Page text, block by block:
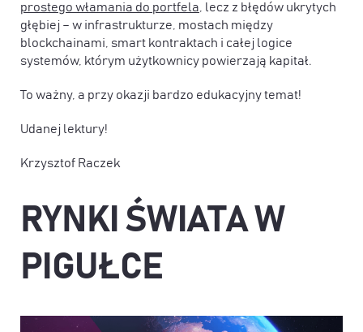
prostego włamania do portfela, lecz z błędów ukrytych
głębiej – w infrastrukturze, mostach między
blockchainami, smart kontraktach i całej logice
systemów, którym użytkownicy powierzają kapitał.
To ważny, a przy okazji bardzo edukacyjny temat!
Udanej lektury!
Krzysztof Raczek
RYNKI ŚWIATA W
PIGUŁCE